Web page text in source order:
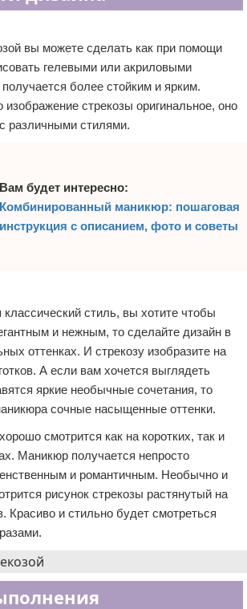
вы можете сделать как при помощи
гелевыми или акриловыми
более стойким и ярким.
изображение стрекозы оригинальное, оно
различными стилями.
Вам будет интересно:
Комбинированный маникюр: пошаговая
инструкция с описанием, фото и советы
стиль, вы хотите чтобы
и нежным, то сделайте дизайн в
оттенках. И стрекозу изобразите на
А если вам хочется выглядеть
яркие необычные сочетания, то
сочные насыщенные оттенки.
смотрится как на коротких, так и
Маникюр получается непросто
и романтичным. Необычно и
рисунок стрекозы растянутый на
Красиво и стильно будет смотреться